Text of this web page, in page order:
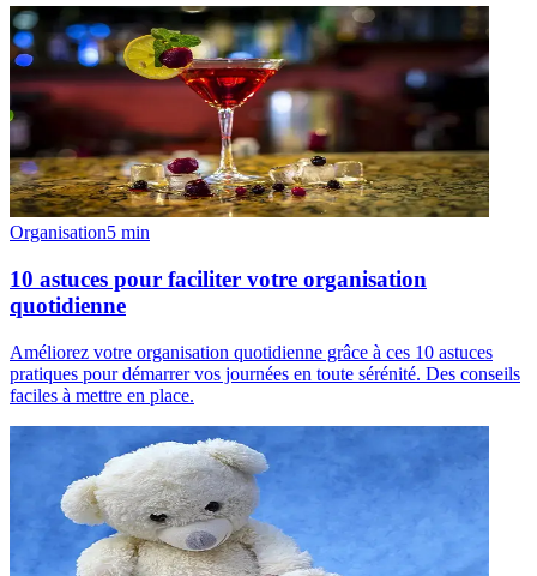
Organisation5 min
10 astuces pour faciliter votre organisation
quotidienne
Améliorez votre organisation quotidienne grâce à ces 10 astuces
pratiques pour démarrer vos journées en toute sérénité. Des conseils
faciles à mettre en place.